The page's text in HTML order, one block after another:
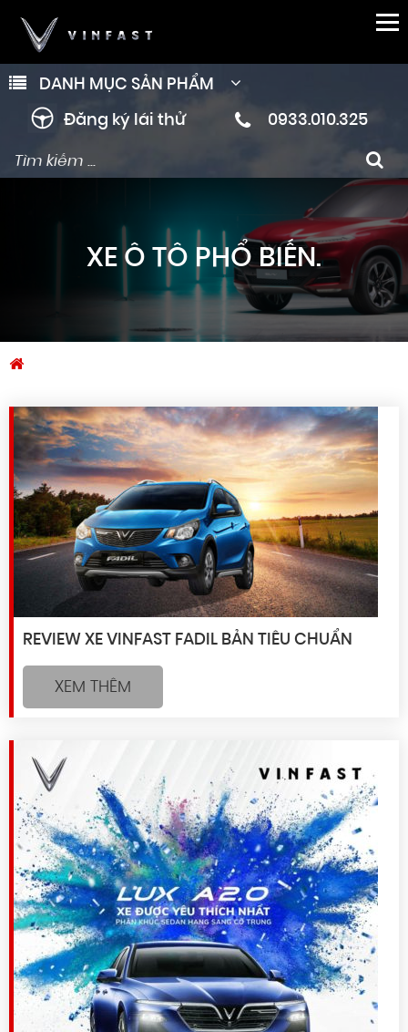
DANH MỤC SẢN PHẨM
Đăng ký lái thử 0933.010.325
XE Ô TÔ PHỔ BIẾN.
REVIEW XE VINFAST FADIL BẢN TIÊU CHUẨN
XEM THÊM